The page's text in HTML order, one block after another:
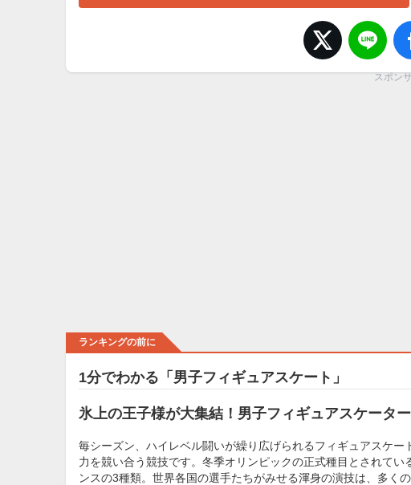
スポン
ランキングの前に
1分でわかる「男子フィギュアスケート」
氷上の王子様が大集結！男子フィギュアスケーター
毎シーズン、ハイレベル闘いが繰り広げられるフィギュアスケ
力を競い合う競技です。冬季オリンピックの正式種目とされて
ンスの3種類。世界各国の選手たちがみせる渾身の演技は、多く